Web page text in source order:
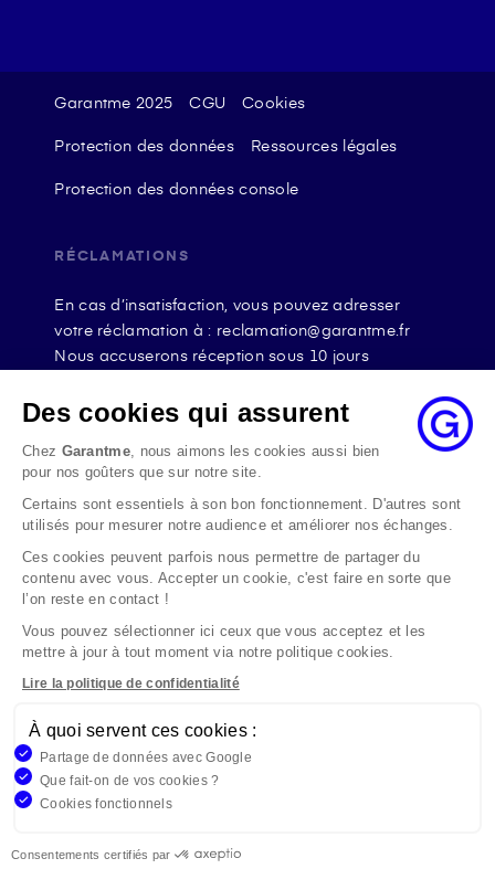
Garantme 2025 CGU Cookies
Protection des données Ressources légales
Protection des données console
RÉCLAMATIONS
En cas d’insatisfaction, vous pouvez adresser
votre réclamation à : reclamation@garantme.fr
Nous accuserons réception sous 10 jours
état de cause, nous répondrons à la réclamation
au maximum dans les 2 mois.
Si le désaccord persiste, vous pouvez solliciter
l’avis du Médiateur de l’Assurance par internet à
l’adresse La médiation de l’assurance - Accueil
Par courrier à l’adresse : La Médiation de
l’Assurance TSA 50110 75441 PARIS CEDEX 09 ou
par email à l’adresse www.mediation-
assurance.org
La saisine du Médiateur de l’Assurance est gratuite
mais ne peut intervenir qu’après nous avoir
adressé une réclamation écrite.
Garantme, société par actions simplifiée au capital de 19
Code des Assurances et immatriculée à l’ORIAS
75002 Paris
Des cookies qui assurent
Chez Garantme, nous aimons les cookies aussi bien
pour nos goûters que sur notre site.
Certains sont essentiels à son bon fonctionnement. D'autres sont
utilisés pour mesurer notre audience et améliorer nos échanges.
Ces cookies peuvent parfois nous permettre de partager du
contenu avec vous. Accepter un cookie, c'est faire en sorte que
l’on reste en contact !
Vous pouvez sélectionner ici ceux que vous acceptez et les
mettre à jour à tout moment via notre politique cookies.
Lire la politique de confidentialité
À quoi servent ces cookies :
Partage de données avec Google
Que fait-on de vos cookies ?
Cookies fonctionnels
Consentements certifiés par